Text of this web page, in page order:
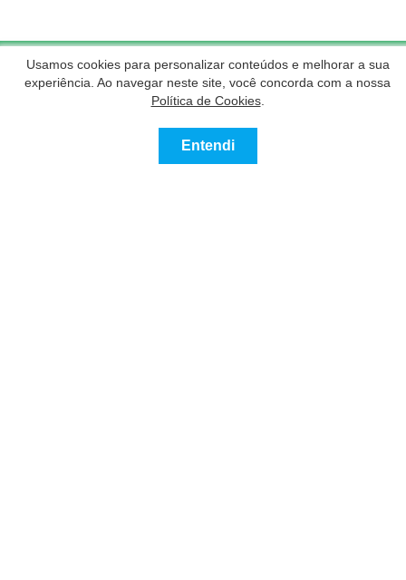
Nossos Parceiros
Usamos cookies para personalizar conteúdos e melhorar a sua
experiência. Ao navegar neste site, você concorda com a nossa
Política de Cookies.
Entendi